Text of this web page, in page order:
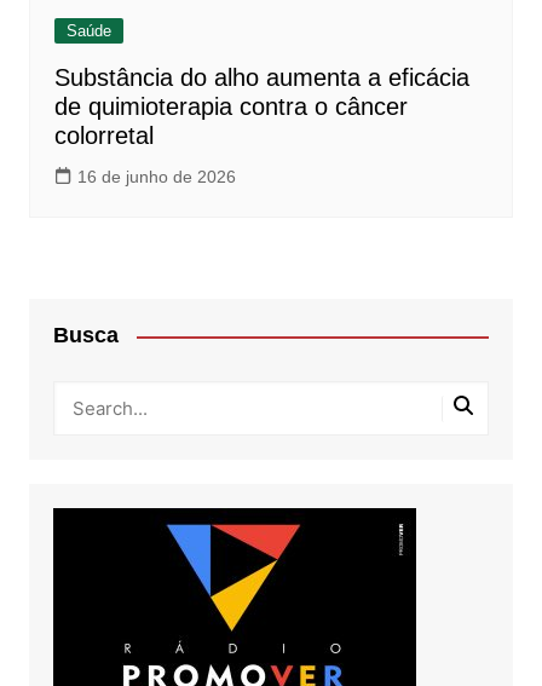
Saúde
Substância do alho aumenta a eficácia
de quimioterapia contra o câncer
colorretal
16 de junho de 2026
Busca